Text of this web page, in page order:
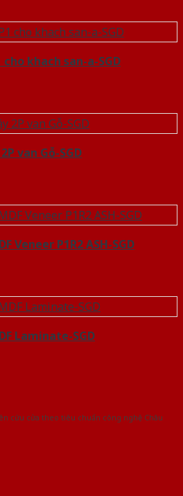
cho khach san-a-SGD
van Gỗ-SGD
Veneer P1R2 ASH-SGD
Laminate-SGD
cứu cửa theo tiêu chuẩn công nghệ Châu